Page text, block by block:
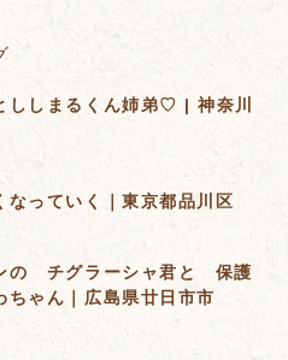
ししまるくん姉弟♡ | 神奈川
なっていく｜東京都品川区
の チグラーシャ君と 保護
ゃん｜広島県廿日市市